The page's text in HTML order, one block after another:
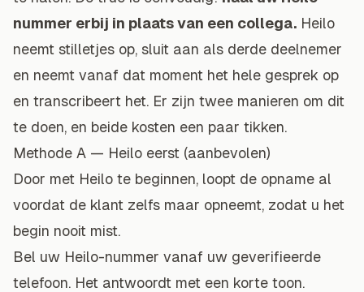
nummer erbij in plaats van een collega. Heilo
neemt stilletjes op, sluit aan als derde deelnemer
en neemt vanaf dat moment het hele gesprek op
en transcribeert het. Er zijn twee manieren om dit
te doen, en beide kosten een paar tikken.
Methode A — Heilo eerst (aanbevolen)
Door met Heilo te beginnen, loopt de opname al
voordat de klant zelfs maar opneemt, zodat u het
begin nooit mist.
Bel uw Heilo-nummer vanaf uw geverifieerde
telefoon. Het antwoordt met een korte toon.